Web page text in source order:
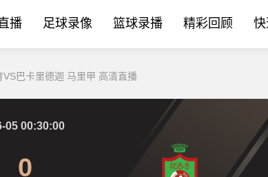
播 足球录像 篮球录播 精彩回顾 快
巴卡里德迦 马里甲 高清直播
05 00:30:00
0